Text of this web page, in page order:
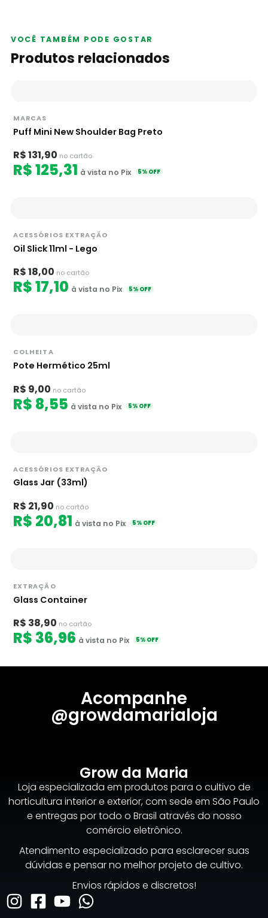
VOCÊ TAMBÉM PODE GOSTAR
Produtos relacionados
MARCAS
Puff Mini New Shoulder Bag Preto
R$ 131,90 no cartão
R$ 125,31 à vista no Pix 5% OFF
ACESSÓRIOS EXTRAÇÃO
Oil Slick 11ml - Lego
R$ 18,00 no cartão
R$ 17,10 à vista no Pix 5% OFF
COLHEITA
Pote Hermético 25ml
R$ 9,00 no cartão
R$ 8,55 à vista no Pix 5% OFF
ACESSÓRIOS EXTRAÇÃO
Glass Jar (33ml)
R$ 21,90 no cartão
R$ 20,81 à vista no Pix 5% OFF
EXTRAÇÃO
Glass Container
R$ 38,90 no cartão
R$ 36,96 à vista no Pix 5% OFF
Acompanhe
@growdamarialoja
Grow da Maria
Loja especializada em produtos para o cultivo de
horticultura interior e exterior, com sede em São Paulo
e entregas por todo o Brasil através do nosso
comércio eletrônico.
Atendimento especializado para esclarecer suas
dúvidas e pensar no melhor projeto de cultivo.
Envios rápidos e discretos!